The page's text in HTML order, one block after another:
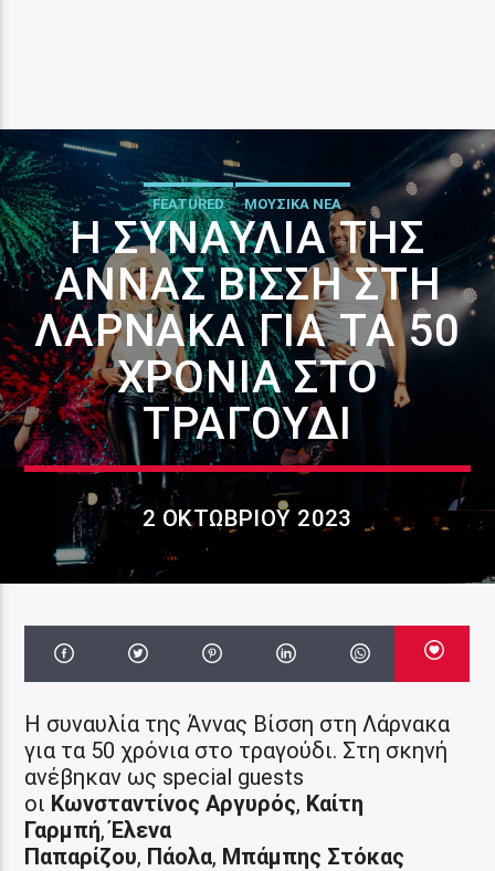
FEATURED ΜΟΥΣΙΚΑ ΝΕΑ
Η ΣΥΝΑΥΛΊΑ ΤΗΣ
ΆΝΝΑΣ ΒΊΣΣΗ ΣΤΗ
ΛΆΡΝΑΚΑ ΓΙΑ ΤΑ 50
ΧΡΌΝΙΑ ΣΤΟ
ΤΡΑΓΟΎΔΙ
2 ΟΚΤΩΒΡΊΟΥ 2023
Η συναυλία της Άννας Βίσση στη Λάρνακα
για τα 50 χρόνια στο τραγούδι. Στη σκηνή
ανέβηκαν ως special guests
οι Κωνσταντίνος Αργυρός, Καίτη
Γαρμπή,Έλενα
Παπαρίζου, Πάολα, Μπάμπης Στόκας